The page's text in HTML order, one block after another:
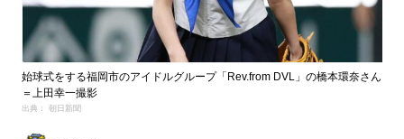
始球式をする福岡市のアイドルグループ「Rev.from DVL」の橋本環奈さん
＝上田幸一撮影
出典： 朝日新聞